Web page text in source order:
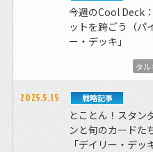
今週のCool Deck
ットを跨ごう（パ
ー・デッキ」
タ
2025.5.15 戦略記事
とことん！スタン
ンと旬のカードた
「デイリー・デッ